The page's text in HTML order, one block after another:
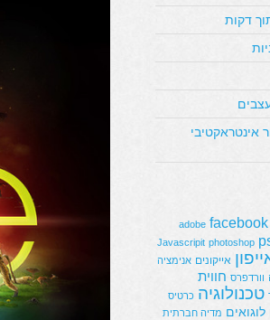
דקות
אינטראקטיבי
adobe facebook
Javascripit photoshop
אייקונים אנימציה
וורדפרס חווית
טכנולוגיה כרטיס
לוגואים מדיה חברתית